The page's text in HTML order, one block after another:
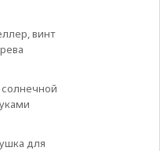
винт
для